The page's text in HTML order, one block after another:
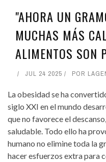
"AHORA UN
MUCHAS MÁS
ALIMENTOS SON
JUL 24 2025 POR
La obesidad se ha
siglo XXI en el mundo
que no favorece el
saludable. Todo ello ha
humano no elimine toda la
hacer esfuerzos extra para